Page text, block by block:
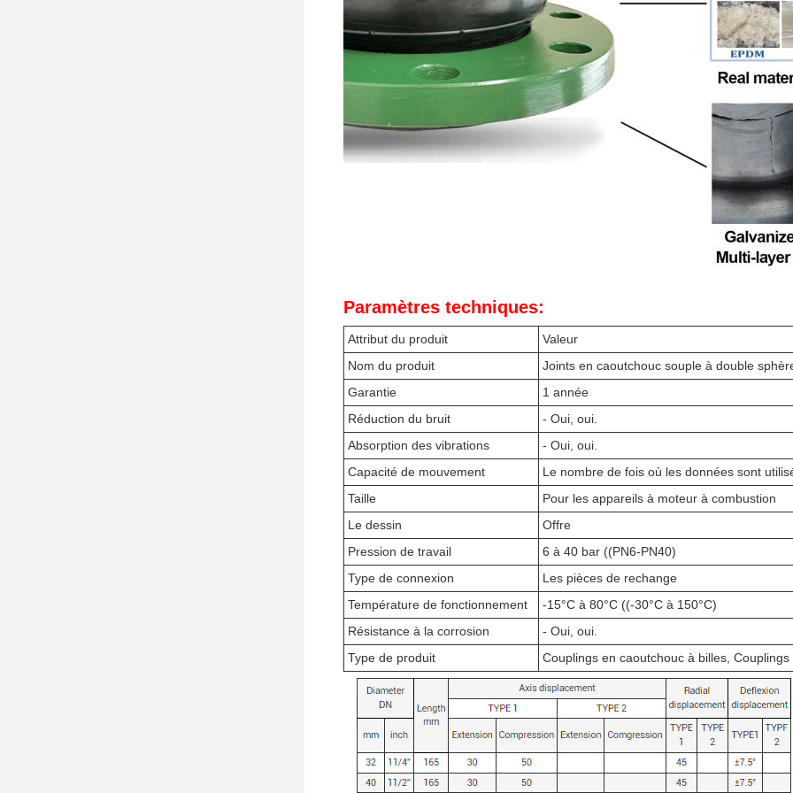
Paramètres techniques:
Attribut du produit
Valeur
Nom du produit
Joints en caoutchouc souple à double
Garantie
1 année
Réduction du bruit
- Oui, oui.
Absorption des vibrations
- Oui, oui.
Capacité de mouvement
Le nombre de fois où les données sont
Taille
Pour les appareils à moteur à combustion
Le dessin
Offre
Pression de travail
6 à 40 bar ((PN6-PN40)
Type de connexion
Les pièces de rechange
Température de fonctionnement
-15°C à 80°C ((-30°C à 150°C)
Résistance à la corrosion
- Oui, oui.
Type de produit
Couplings en caoutchouc à billes,